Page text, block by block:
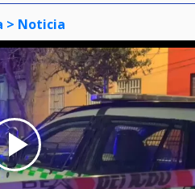
> Noticia